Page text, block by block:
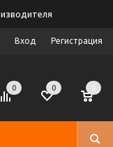
Вход Регистрация
0 0